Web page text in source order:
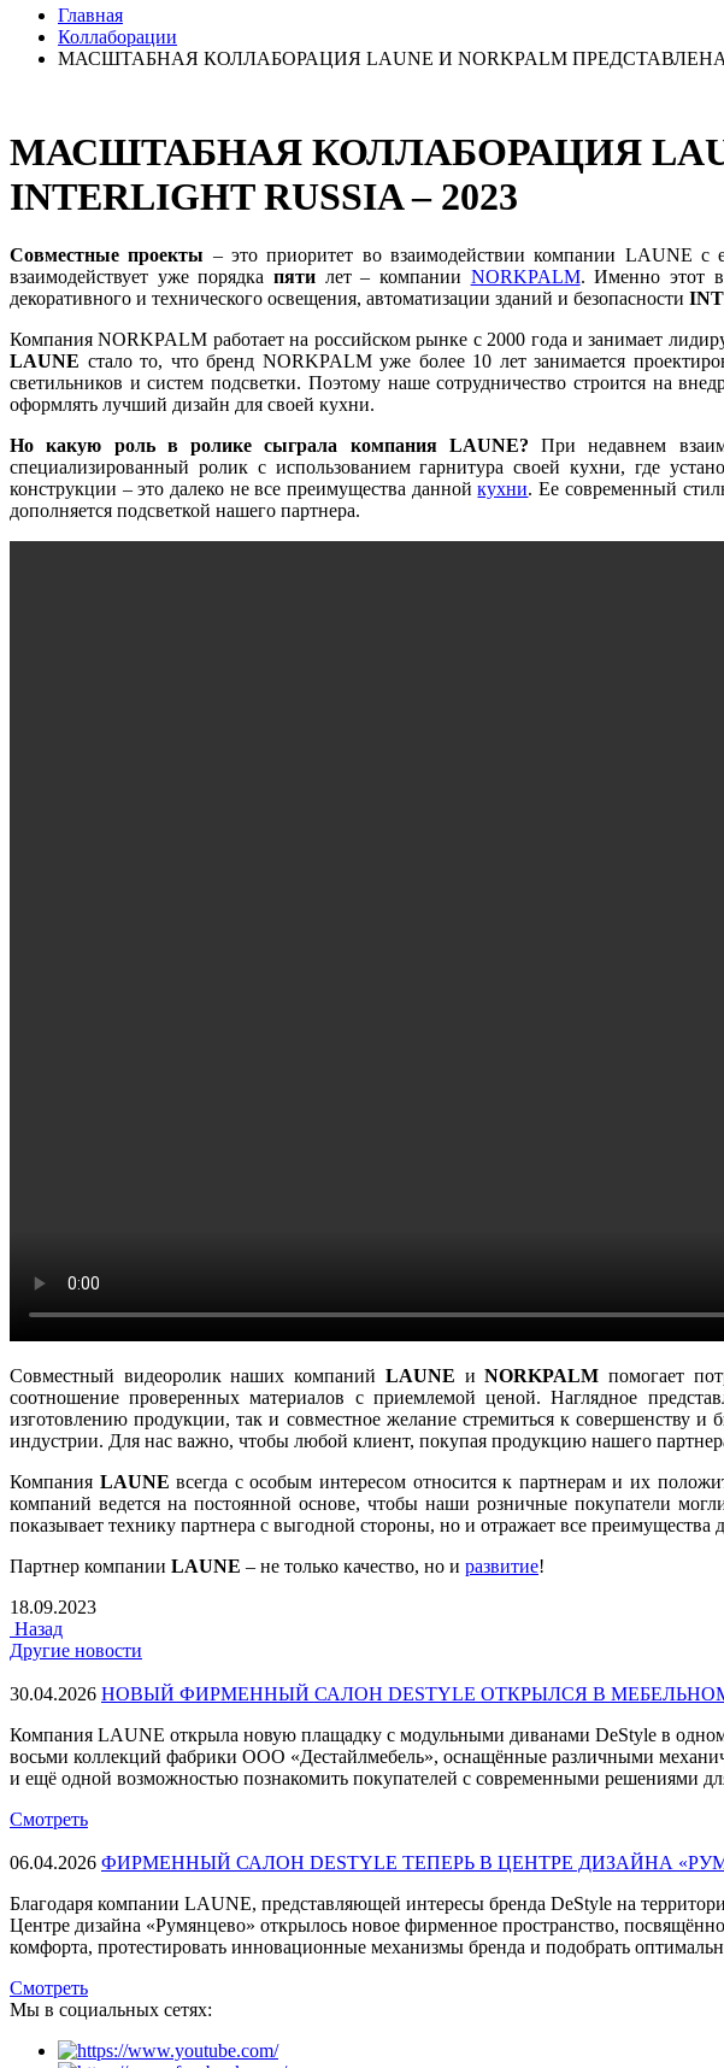
Главная
Коллаборации
МАСШТАБНАЯ КОЛЛАБОРАЦИЯ LAUNE И NORKPALM ПРЕДСТАВЛЕНА
МАСШТАБНАЯ КОЛЛАБОРАЦИЯ
INTERLIGHT RUSSIA – 2023
Совместные проекты – это приоритет во взаимодействии компании LAUNE с
взаимодействует уже порядка пяти лет – компании NORKPALM. Именно этот
декоративного и технического освещения, автоматизации зданий и безопасности
Компания NORKPALM работает на российском рынке с 2000 года и занимает
LAUNE стало то, что бренд NORKPALM уже более 10 лет занимается
светильников и систем подсветки. Поэтому наше сотрудничество строится на
оформлять лучший дизайн для своей кухни.
Но какую роль в ролике сыграла компания LAUNE? При недавнем
специализированный ролик с использованием гарнитура своей кухни, где
конструкции –это далеко не все преимущества даннойкухни. Ее современный
дополняется подсветкой нашего партнера.
Совместный видеоролик наших компаний LAUNE иNORKPALM помогает
соотношение проверенных материалов с приемлемой ценой. Наглядное
изготовлению продукции, так и совместное желание стремиться к совершенству и
индустрии. Для нас важно, чтобы любой клиент, покупая продукцию нашего партне
Компания LAUNE всегда с особым интересом относится к партнерам иих
компаний ведется на постоянной основе, чтобы наши розничные покупатели
показывает технику партнера с выгодной стороны, но и отражает все
Партнер компании LAUNE – не только качество, но и развитие!
18.09.2023
Назад
Другие новости
30.04.2026 НОВЫЙ ФИРМЕННЫЙ САЛОН DESTYLE ОТКРЫЛСЯ В
Компания LAUNE открыла новую плащадку с модульными диванами DeStyle в
восьми коллекций фабрики ООО «Дестайлмебель», оснащённые различными
и ещё одной возможностью познакомить покупателей с современными решениями
Смотреть
06.04.2026 ФИРМЕННЫЙ САЛОН DESTYLE ТЕПЕРЬ В ЦЕНТРЕ ДИЗАЙНА
Благодаря компании LAUNE, представляющей интересы бренда DeStyle на
Центре дизайна «Румянцево» открылось новое фирменное пространство,
комфорта, протестировать инновационные механизмы бренда и подобрать
Смотреть
Мы в социальных сетях: